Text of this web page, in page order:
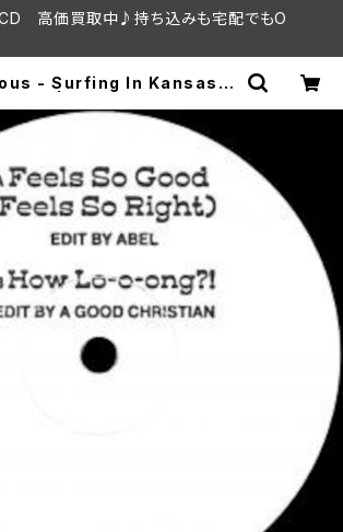
CD 高価買取中♪持ち込みも宅配でもO
- Surfing In Kansas V
まち通りからすぐ♫見晴らしの良